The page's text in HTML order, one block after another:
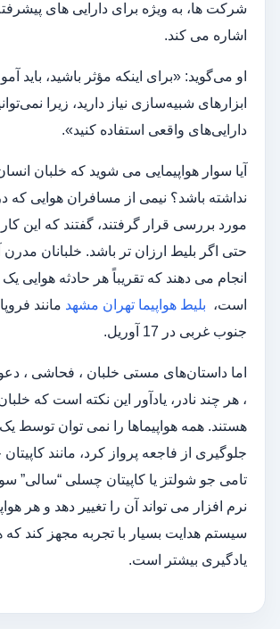
اشاره می کند.
او می‌گوید: «برای اینکه مؤثر باشید، باید
ابزارهای شبیه‌سازی نیاز دارید، زیرا
دارایی‌های واقعی استفاده کنید».
آیا سوار هواپیمایی می شوید که خلبان
مورد بررسی قرار گرفتند، گفتند که این کار
حتی اگر بلیط ارزان تر باشد. خلبانان مدرن
انجام می دهند که تقریباً هر حادثه هوایی
است، بلیط هواپیما تهران مشهد مانند
جنوب غربی در 17 آوریل.
اما داستان‌های مستی خلبان ، فحاشی ،
، هر چند نادر، یادآور این نکته است که
هستند. همه هواپیماها را نمی توان توسط
جلوگیری از فاجعه پرواز کرد، مانند
تامی جو شولتز یا کاپیتان چسلی “سالی”
نرم افزار می تواند آن را تغییر دهد و هر
سیستم هدایت بسیار با تجربه مجهز کند
یادگیری بیشتر است.